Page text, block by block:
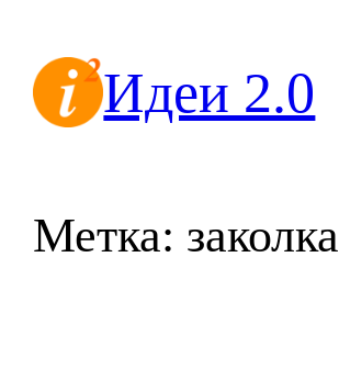
содержимомуИдеи 2.0
Метка: заколка